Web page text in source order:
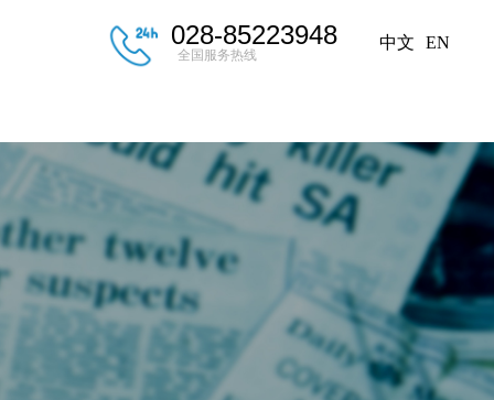
028-85223948
全国服务热线
中文 EN